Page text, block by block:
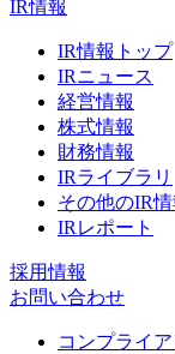
IR情報
IR情報トップ
IRニュース
経営情報
株式情報
財務情報
IRライブラリ
その他のIR情
IRレポート
採用情報
お問い合わせ
コンプライ